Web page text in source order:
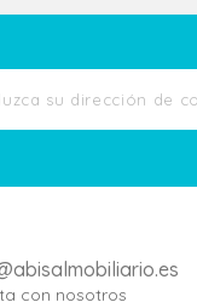
con nosotros